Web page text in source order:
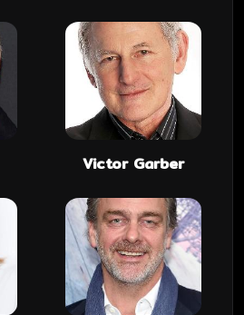
Victor Garber